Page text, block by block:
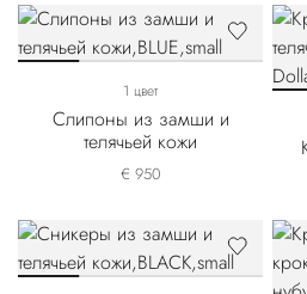
1 цвет
Слипоны из замши и
телячьей кожи
€ 950